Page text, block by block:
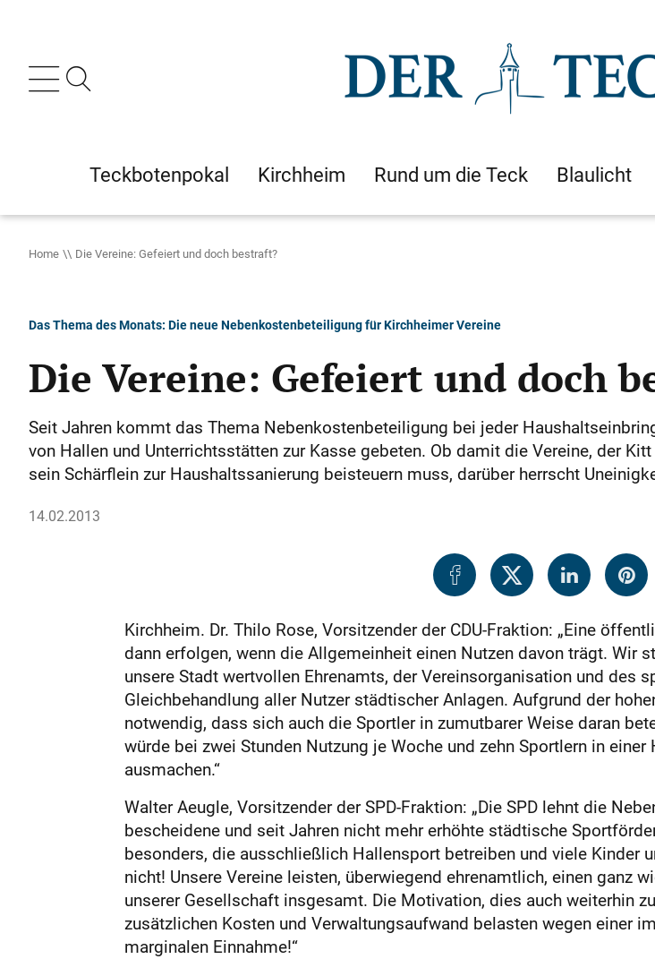
Teckbotenpokal Kirchheim Rund um die Teck Blaulicht
Home Die Vereine: Gefeiert und doch bestraft?
Das Thema des Monats: Die neue Nebenkostenbeteiligung für Kirchheimer Vereine
Die Vereine: Gefeiert und doch
Seit Jahren kommt das Thema Nebenkostenbeteiligung bei jeder
von Hallen und Unterrichtsstätten zur Kasse gebeten. Ob damit die Vereine, der
sein Schärflein zur Haushaltssanierung beisteuern muss, darüber herrscht
14.02.2013
Kirchheim. Dr. Thilo Rose, Vorsitzender der CDU-Fraktion: „Eine
dann erfolgen, wenn die Allgemeinheit einen Nutzen davon trägt. Wir
unsere Stadt wertvollen Ehrenamts, der Vereinsorganisation und des
Gleichbehandlung aller Nutzer städtischer Anlagen. Aufgrund der
notwendig, dass sich auch die Sportler in zumutbarer Weise daran
würde bei zwei Stunden Nutzung je Woche und zehn Sportlern in
ausmachen.“
Walter Aeugle, Vorsitzender der SPD-Fraktion: „Die SPD lehnt die
bescheidene und seit Jahren nicht mehr erhöhte städtische
besonders, die ausschließlich Hallensport betreiben und viele Kinder
nicht! Unsere Vereine leisten, überwiegend ehrenamtlich, einen ganz
unserer Gesellschaft insgesamt. Die Motivation, dies auch weiterhin
zusätzlichen Kosten und Verwaltungsaufwand belasten wegen einer
marginalen Einnahme!“